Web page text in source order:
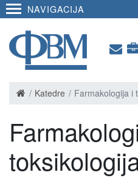
NAVIGACIJA
Katedre Farmakologija i